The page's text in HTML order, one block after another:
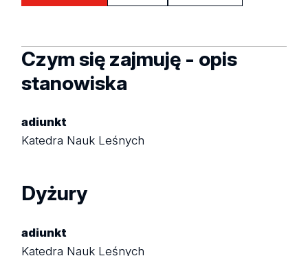
Czym się zajmuję - opis
stanowiska
adiunkt
Katedra Nauk Leśnych
Dyżury
adiunkt
Katedra Nauk Leśnych